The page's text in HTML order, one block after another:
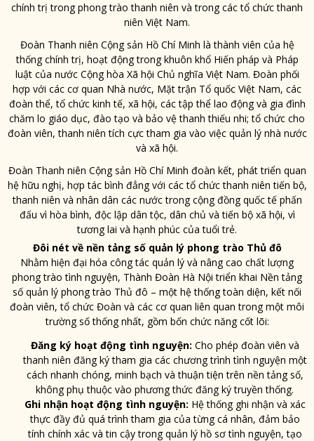
chính trị trong phong trào thanh niên và trong các tổ chức thanh
niên Việt Nam.
Đoàn Thanh niên Cộng sản Hồ Chí Minh là thành viên của hệ
thống chính trị, hoạt động trong khuôn khổ Hiến pháp và Pháp
luật của nước Cộng hòa Xã hội Chủ nghĩa Việt Nam. Đoàn phối
hợp với các cơ quan Nhà nước, Mặt trận Tổ quốc Việt Nam, các
đoàn thể, tổ chức kinh tế, xã hội, các tập thể lao động và gia đình
chăm lo giáo dục, đào tạo và bảo vệ thanh thiếu nhi; tổ chức cho
đoàn viên, thanh niên tích cực tham gia vào việc quản lý nhà nước
và xã hội.
Đoàn Thanh niên Cộng sản Hồ Chí Minh đoàn kết, phát triển quan
hệ hữu nghị, hợp tác bình đẳng với các tổ chức thanh niên tiến bộ,
thanh niên và nhân dân các nước trong cộng đồng quốc tế phấn
đấu vì hòa bình, độc lập dân tộc, dân chủ và tiến bộ xã hội, vì
tương lai và hạnh phúc của tuổi trẻ.
Đôi nét về nền tảng số quản lý phong trào Thủ đô
Nhằm hiện đại hóa công tác quản lý và nâng cao chất lượng
phong trào tình nguyện, Thành Đoàn Hà Nội triển khai Nền tảng
số quản lý phong trào Thủ đô – một hệ thống toàn diện, kết nối
đoàn viên, tổ chức Đoàn và các cơ quan liên quan trong một môi
trường số thống nhất, gồm bốn chức năng cốt lõi:
Đăng ký hoạt động tình nguyện: Cho phép đoàn viên và
thanh niên đăng ký tham gia các chương trình tình nguyện một
cách nhanh chóng, minh bạch và thuận tiện trên nền tảng số,
không phụ thuộc vào phương thức đăng ký truyền thống.
Ghi nhận hoạt động tình nguyện: Hệ thống ghi nhận và xác
thực đầy đủ quá trình tham gia của từng cá nhân, đảm bảo
tính chính xác và tin cậy trong quản lý hồ sơ tình nguyện, tạo